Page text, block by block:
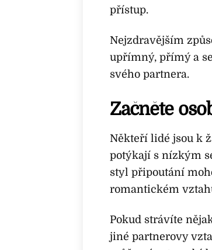
přístup.
Nejzdravějším
upřímný, přímý a
svého partnera.
Začněte
Někteří lidé jsou k
potýkají s nízkým
styl připoutání
romantickém
Pokud strávíte
jiné partnerovy